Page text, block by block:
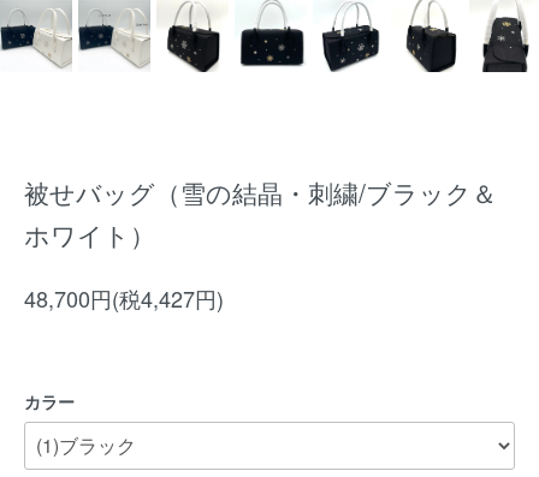
被せバッグ（雪の結晶・刺繍/ブラック＆
ホワイト）
48,700円(税4,427円)
カラー